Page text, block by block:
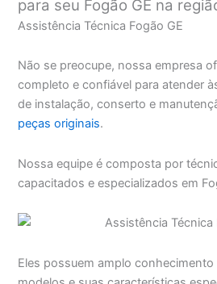
para seu Fogão GE na
Assistência Técnica Fogão GE
Não se preocupe, nossa empresa
completo e confiável para atender
de instalação, conserto e
peças originais.
Nossa equipe é composta por
capacitados e especializados em
Eles possuem amplo